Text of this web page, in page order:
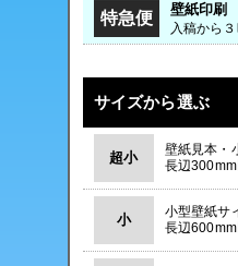
特急便 壁紙印刷
入稿から
サイズから選ぶ
超小
壁紙見本・
長辺
小
小型壁紙サ
長辺